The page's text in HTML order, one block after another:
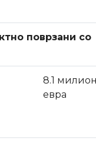
поврзани со
8.1
евра